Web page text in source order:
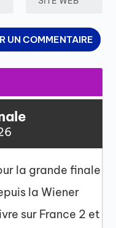
la grande finale
la Wiener
sur France 2 et